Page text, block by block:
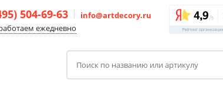
504-69-63
info@artdecory.ru
ежедневно